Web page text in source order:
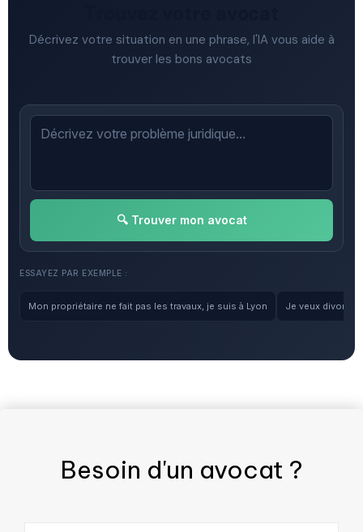
Décrivez votre situation en une phrase, l'IA vous aide à
trouver les bons avocats
🔍 Trouver mon avocat
ESSAYEZ PAR EXEMPLE :
Mon propriétaire ne fait pas les travaux, je suis à Lyon Je veux
Besoin d'un avocat ?